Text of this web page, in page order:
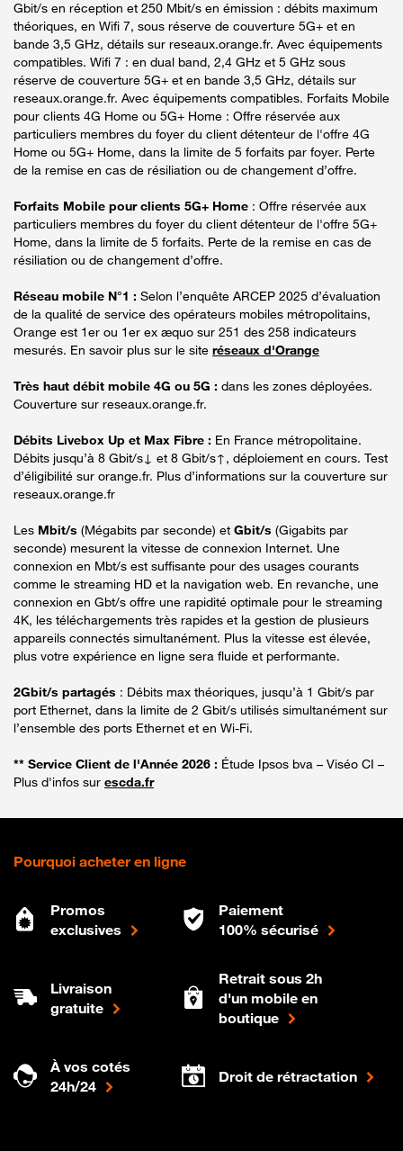
Gbit/s en réception et 250 Mbit/s en émission : débits maximum
théoriques, en Wifi 7, sous réserve de couverture 5G+ et en
bande 3,5 GHz, détails sur reseaux.orange.fr. Avec équipements
compatibles. Wifi 7 : en dual band, 2,4 GHz et 5 GHz sous
réserve de couverture 5G+ et en bande 3,5 GHz, détails sur
reseaux.orange.fr. Avec équipements compatibles. Forfaits Mobile
pour clients 4G Home ou 5G+ Home : Offre réservée aux
particuliers membres du foyer du client détenteur de l'offre 4G
Home ou 5G+ Home, dans la limite de 5 forfaits par foyer. Perte
de la remise en cas de résiliation ou de changement d’offre.
Forfaits Mobile pour clients 5G+ Home : Offre réservée aux
particuliers membres du foyer du client détenteur de l'offre 5G+
Home, dans la limite de 5 forfaits. Perte de la remise en cas de
résiliation ou de changement d’offre.
Réseau mobile N°1 : Selon l’enquête ARCEP 2025 d’évaluation
de la qualité de service des opérateurs mobiles métropolitains,
Orange est 1er ou 1er ex æquo sur 251 des 258 indicateurs
mesurés. En savoir plus sur le site réseaux d'Orange
Très haut débit mobile 4G ou 5G : dans les zones déployées.
Couverture sur reseaux.orange.fr.
Débits Livebox Up et Max Fibre : En France métropolitaine.
Débits jusqu’à 8 Gbit/s↓ et 8 Gbit/s↑, déploiement en cours. Test
d’éligibilité sur orange.fr. Plus d’informations sur la couverture sur
reseaux.orange.fr
Les Mbit/s (Mégabits par seconde) et Gbit/s (Gigabits par
seconde) mesurent la vitesse de connexion Internet. Une
connexion en Mbt/s est suffisante pour des usages courants
comme le streaming HD et la navigation web. En revanche, une
connexion en Gbt/s offre une rapidité optimale pour le streaming
4K, les téléchargements très rapides et la gestion de plusieurs
appareils connectés simultanément. Plus la vitesse est élevée,
plus votre expérience en ligne sera fluide et performante.
2Gbit/s partagés : Débits max théoriques, jusqu’à 1 Gbit/s par
port Ethernet, dans la limite de 2 Gbit/s utilisés simultanément sur
l’ensemble des ports Ethernet et en Wi-Fi.
** Service Client de l'Année 2026 : Étude Ipsos bva – Viséo CI –
Plus d'infos sur escda.fr
Pourquoi acheter en ligne
Promos
exclusives
Paiement
100% sécurisé
Livraison
gratuite
Retrait sous 2h
d'un mobile en
boutique
À vos cotés
24h/24
Droit de rétractation